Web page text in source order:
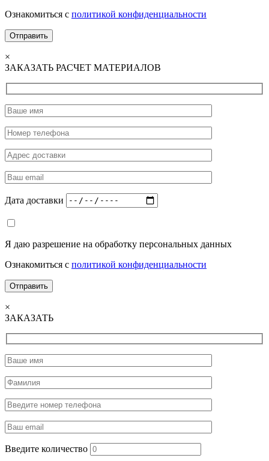
Ознакомиться с политикой конфиденциальности
×
ЗАКАЗАТЬ РАСЧЕТ МАТЕРИАЛОВ
Дата доставки
Я даю разрешение на обработку персональных данных
Ознакомиться с политикой конфиденциальности
×
ЗАКАЗАТЬ
Введите количество